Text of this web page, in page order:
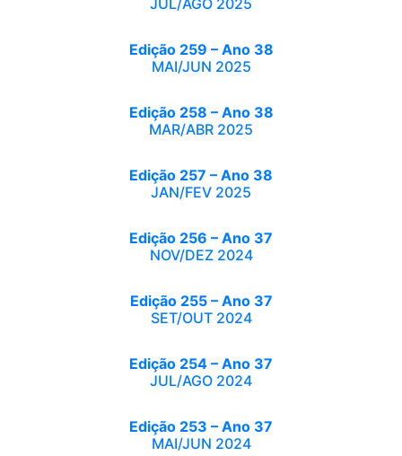
JUL/AGO 2025
Edição 259 – Ano 38
MAI/JUN 2025
Edição 258 – Ano 38
MAR/ABR 2025
Edição 257 – Ano 38
JAN/FEV 2025
Edição 256 – Ano 37
NOV/DEZ 2024
Edição 255 – Ano 37
SET/OUT 2024
Edição 254 – Ano 37
JUL/AGO 2024
Edição 253 – Ano 37
MAI/JUN 2024